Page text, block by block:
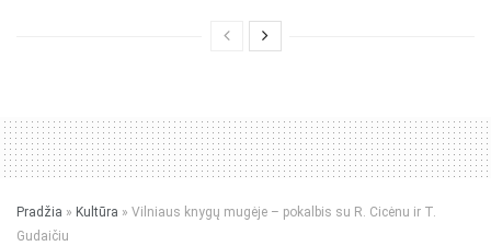
Pradžia » Kultūra » Vilniaus knygų mugėje – pokalbis su R. Cicėnu ir T.
Gudaičiu